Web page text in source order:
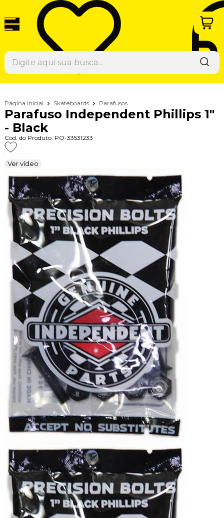
Página Inicial Skateboards Parafusos
Parafuso Independent Phillips 1"
- Black
Cod. do Produto: PO-33531233
Ver vídeo